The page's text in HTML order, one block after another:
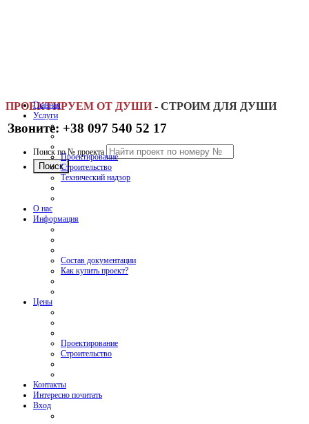
ПРОЕКТИРУЕМ ОТ ДУШИ - СТРОИМ ДЛЯ ДУШИ
Звоните: +38 097 540 52 17
Поиск по № проекта
Главная
Услуги
Проектирование
Строительство
Технический надзор
О нас
Информация
Состав документации
Как купить проект?
Цены
Проектирование
Строительство
Контакты
Интересно почитать
Вход